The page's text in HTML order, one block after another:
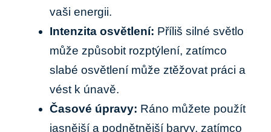
vaši energii.
Intenzita osvětlení: Příliš silné světlo
může způsobit rozptýlení, zatímco
slabé osvětlení může ztěžovat práci a
vést k únavě.
Časové úpravy: Ráno můžete použít
jasnější a podnětnější barvy, zatímco